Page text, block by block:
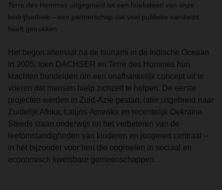
Terre des Hommes uitgegroeid tot een hoeksteen van onze
bedrijfsethiek – een partnerschap dat veel publieke aandacht
heeft getrokken.
Het begon allemaal na de tsunami in de Indische Oceaan
in 2005, toen DACHSER en Terre des Hommes hun
krachten bundelden om een onafhankelijk concept uit te
voeren dat mensen hielp zichzelf te helpen. De eerste
projecten werden in Zuid-Azië gestart, later uitgebreid naar
Zuidelijk Afrika, Latijns-Amerika en recentelijk Oekraïne.
Steeds staan onderwijs en het verbeteren van de
leefomstandigheden van kinderen en jongeren centraal –
in het bijzonder voor hen die opgroeien in sociaal en
economisch kwetsbare gemeenschappen.